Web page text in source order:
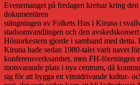
Evenemanget på fredagen kretsar kring
dokumentären
stängningen av Folkets Hus i Kiruna i
stadsomvandlingen och den
Höstorkestern gjorde i samband med
Kiruna hade sedan 1980-talet varit navet
konferensverksamhet, men FH-föreningen
motsvarande plats i nya centrum, då
sig för att bygga ett vinstdrivande kultur-